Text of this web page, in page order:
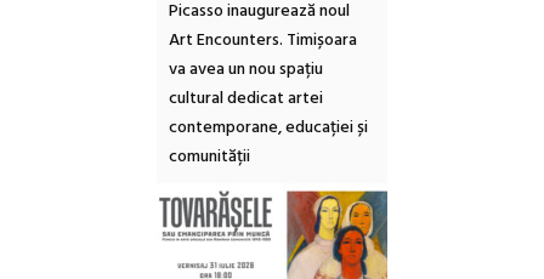
Picasso inaugurează noul
Art Encounters. Timișoara
va avea un nou spațiu
cultural dedicat artei
contemporane, educației și
comunității